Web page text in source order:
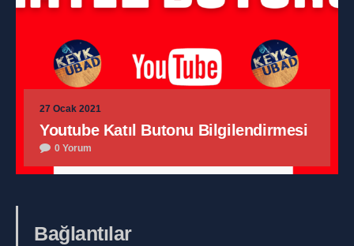
27 Ocak 2021
Youtube Katıl Butonu Bilgilendirmesi
0 Yorum
Bağlantılar